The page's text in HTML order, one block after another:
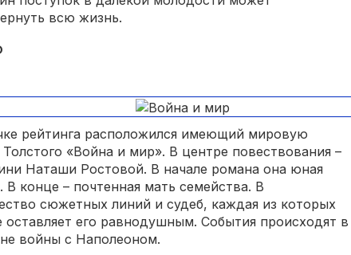
всю жизнь.
рейтинга расположился имеющий мировую
«Война и мир». В центре повествования –
Наташи Ростовой. В начале романа она юная
конце – почтенная мать семейства. В
сюжетных линий и судеб, каждая из которых
оставляет его равнодушным. События происходят в
войны с Наполеоном.